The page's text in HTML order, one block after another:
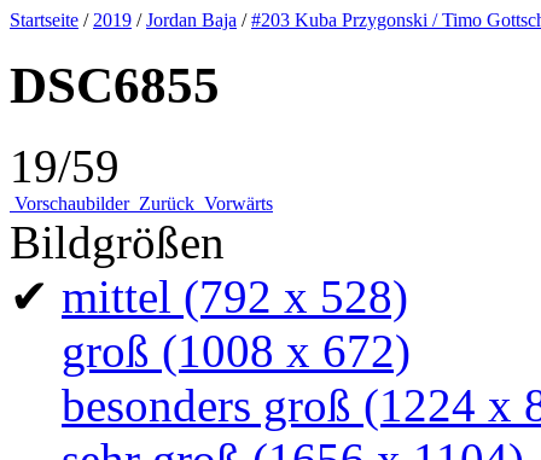
Startseite / 2019 /Jordan Baja /#203 Kuba Przygonski / Timo
DSC6855
19/59
Vorschaubilder Zurück Vorwärts
Bildgrößen
✔ mittel (792 x 528)
groß (1008 x 672)
besonders groß (1224 x